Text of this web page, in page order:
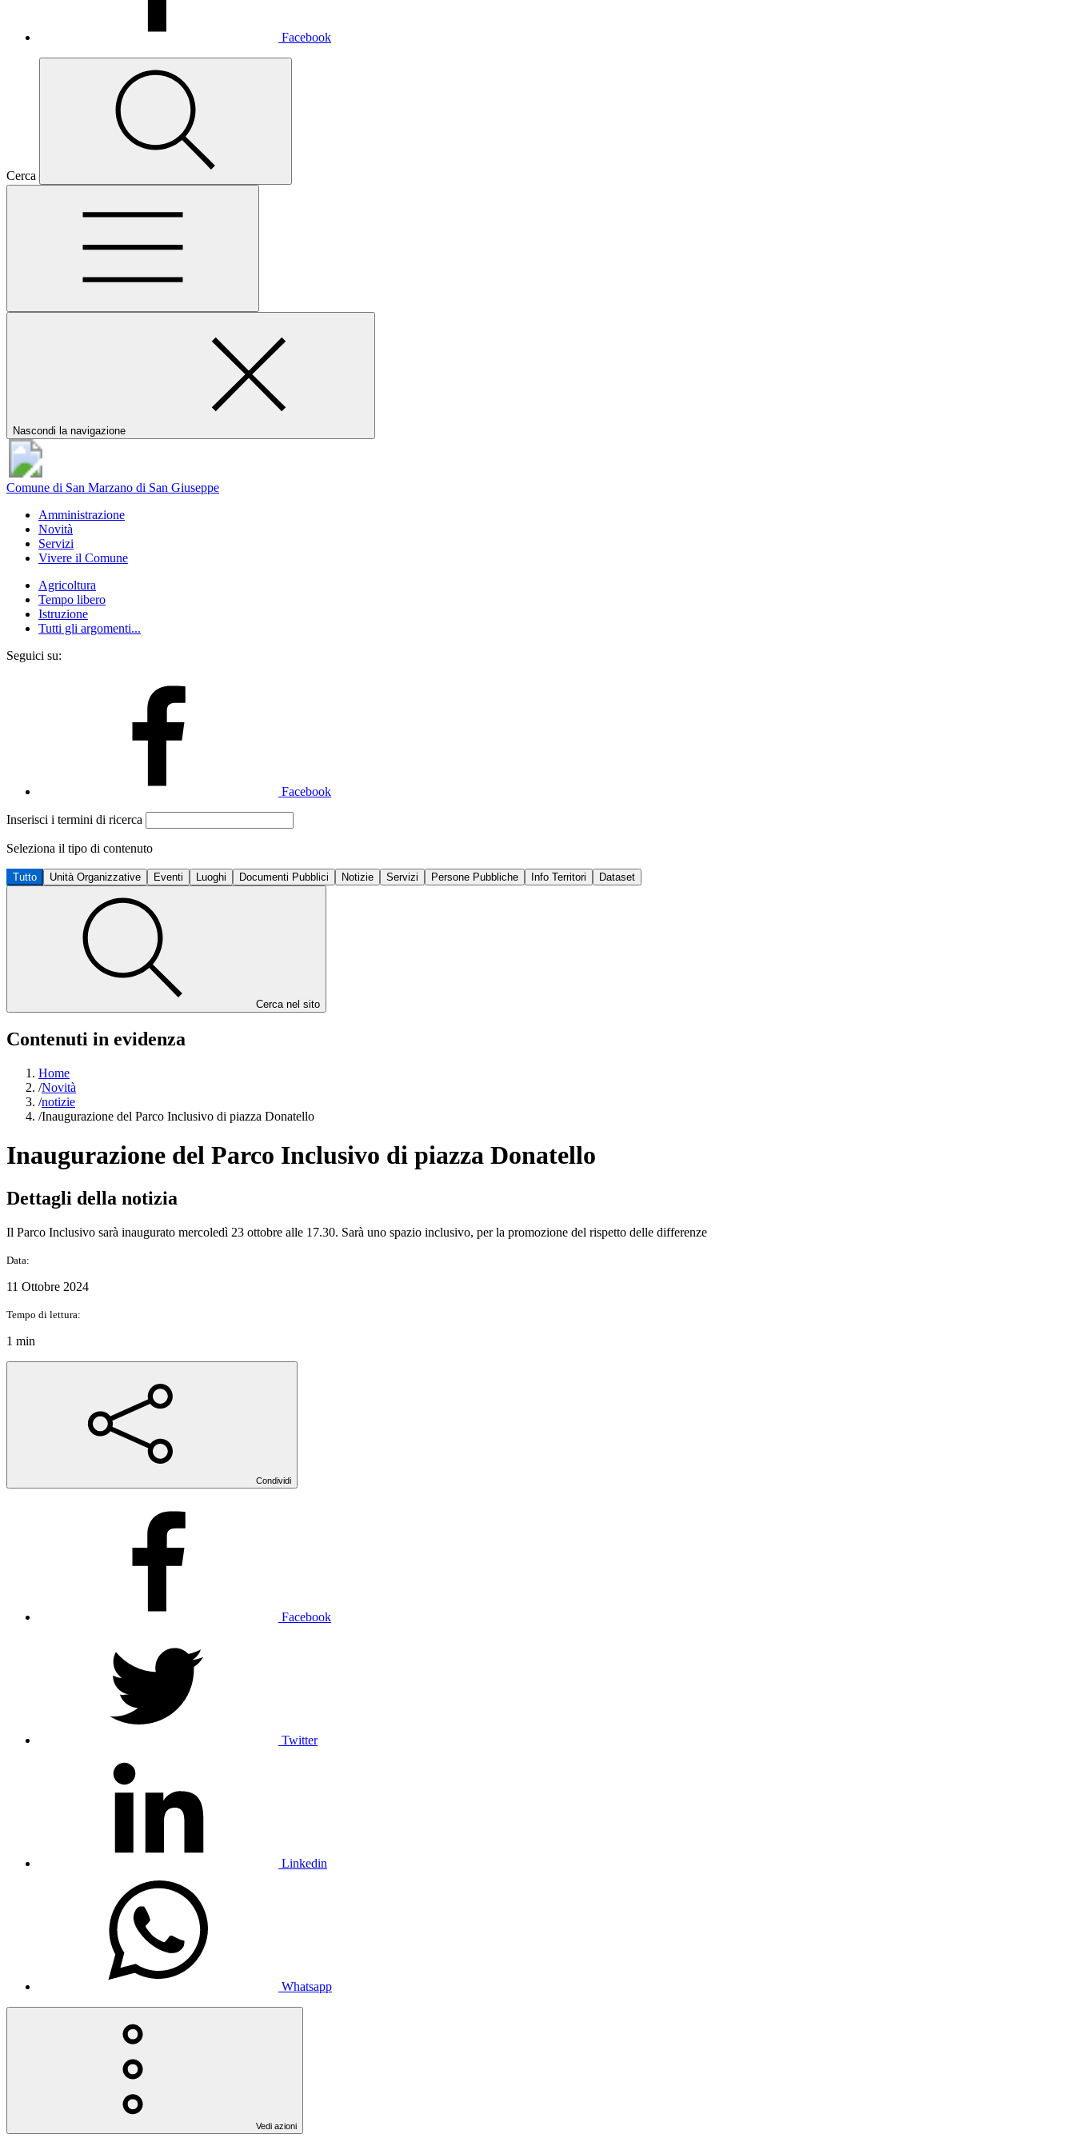
Facebook
Cerca
Nascondi la navigazione
Comune di San Marzano di San Giuseppe
Amministrazione
Novità
Servizi
Vivere il Comune
Agricoltura
Tempo libero
Istruzione
Tutti gli argomenti...
Seguici su:
Facebook
Inserisci i termini di ricerca
Seleziona il tipo di contenuto
Tutto Unità Organizzative Eventi Luoghi Documenti Pubblici Notizie Servizi Persone Pubbliche Info Territori Dataset
Cerca nel sito
Contenuti in evidenza
Home
/Novità
/notizie
/Inaugurazione del Parco Inclusivo di piazza Donatello
Inaugurazione del Parco Inclusivo di piazza Donatello
Dettagli della notizia
Il Parco Inclusivo sarà inaugurato mercoledì 23 ottobre alle 17.30. Sarà uno spazio inclusivo, per la promozione del rispetto delle differenze
Data:
11 Ottobre 2024
Tempo di lettura:
1 min
Condividi
Facebook
Twitter
Linkedin
Whatsapp
Vedi azioni